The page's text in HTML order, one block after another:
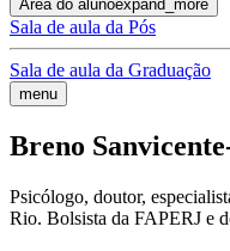
Área do alunoexpand_more
Sala de aula da Pós
Sala de aula da Graduação
menu
Breno
Psicólogo, doutor,
Rio. Bolsista da FAPERJ e